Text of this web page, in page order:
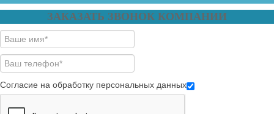
ЗАКАЗАТЬ ЗВОНОК КОМПАНИИ
Согласие на обработку персональных данных